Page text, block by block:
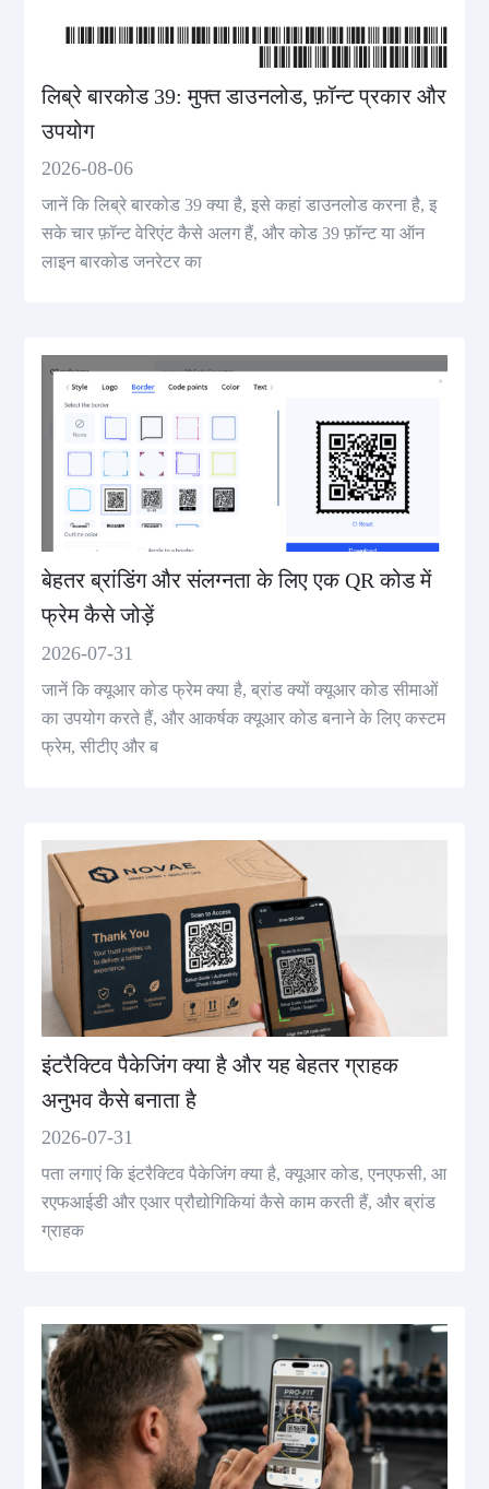
लिब्रे बारकोड 39: मुफ्त डाउनलोड, फ़ॉन्ट प्रकार और
उपयोग
2026-08-06
जानें कि लिब्रे बारकोड 39 क्या है, इसे कहां डाउनलोड करना है, इ
सके चार फ़ॉन्ट वेरिएंट कैसे अलग हैं, और कोड 39 फ़ॉन्ट या ऑन
लाइन बारकोड जनरेटर का
बेहतर ब्रांडिंग और संलग्नता के लिए एक QR कोड में
फ्रेम कैसे जोड़ें
2026-07-31
जानें कि क्यूआर कोड फ्रेम क्या है, ब्रांड क्यों क्यूआर कोड सीमाओं
का उपयोग करते हैं, और आकर्षक क्यूआर कोड बनाने के लिए कस्टम
फ्रेम, सीटीए और ब
इंटरैक्टिव पैकेजिंग क्या है और यह बेहतर ग्राहक
अनुभव कैसे बनाता है
2026-07-31
पता लगाएं कि इंटरैक्टिव पैकेजिंग क्या है, क्यूआर कोड, एनएफसी, आ
रएफआईडी और एआर प्रौद्योगिकियां कैसे काम करती हैं, और ब्रांड
ग्राहक